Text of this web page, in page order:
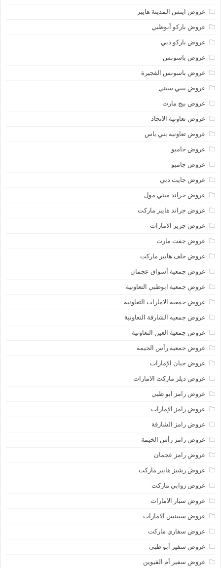
عروض اينس المدينة هايبر
عروض باركو أبوظبي
عروض باركو دبي
عروض باسونس
عروض باسونس الفجيرة
عروض بيبي سيتي
عروض بيج مارت
عروض تعاونية الاتحاد
عروض تعاونية بني ياس
عروض جامبو
عروض جامبو
عروض جايت دبي
عروض جراند ميني مول
عروض جراند هايبر ماركت
عروض جرير الامارات
عروض جفت مارت
عروض جلف هايبر ماركت
عروض جمعية أسواق عجمان
عروض جمعية ابوظبي التعاونية
عروض جمعية الامارات التعاونية
عروض جمعية الشارقة التعاونية
عروض جمعية العين التعاونية
عروض جمعية رأس الخيمة
عروض جيان الإمارات
عروض ديلز ماركت الامارات
عروض رامز ابو ظبي
عروض رامز الإمارات
عروض رامز الشارقة
عروض رامز رأس الخيمة
عروض رامز عجمان
عروض رشيز هايبر ماركت
عروض روابي ماركت
عروض سبار الامارات
عروض سبينس الامارات
عروض سفاري ماركت
عروض سفير أبو ظبي
عروض سفير أم القيوين